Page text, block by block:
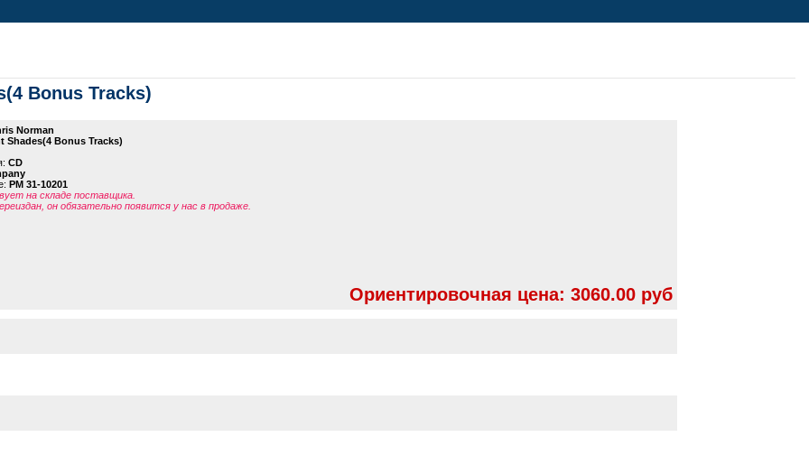
Bonus Tracks)
Norman
Shades(4 Bonus Tracks)
CD
PM 31-10201
на складе поставщика.
он обязательно появится у нас в продаже.
Ориентировочная цена: 3060.00 руб